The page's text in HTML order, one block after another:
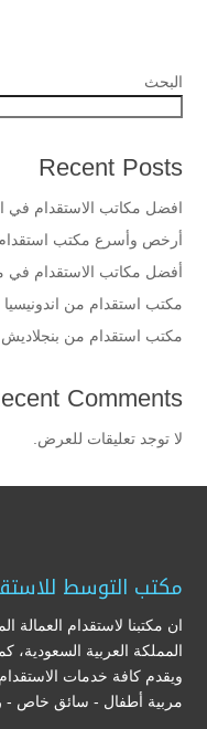
البحث
Recent Posts
افضل مكاتب الاستقدام في
أرخص وأسرع مكتب
أفضل مكاتب الاستقدام في
مكتب استقدام من
مكتب استقدام من
Comments
لا توجد تعليقات للعرض.
مكتب التوسط
ان مكتبنا لاستقدام
المملكة العربية
ويقدم كافة خدمات
مربية أطفال - سائق خاص -